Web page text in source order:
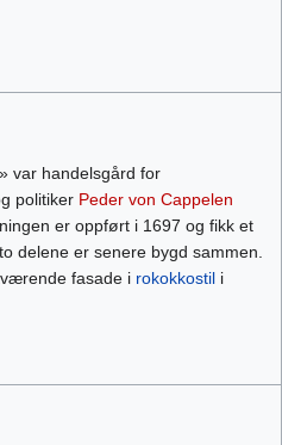
var handelsgård for
politiker Peder von Cappelen
er oppført i 1697 og fikk et
delene er senere bygd sammen.
fasade i rokokkostili